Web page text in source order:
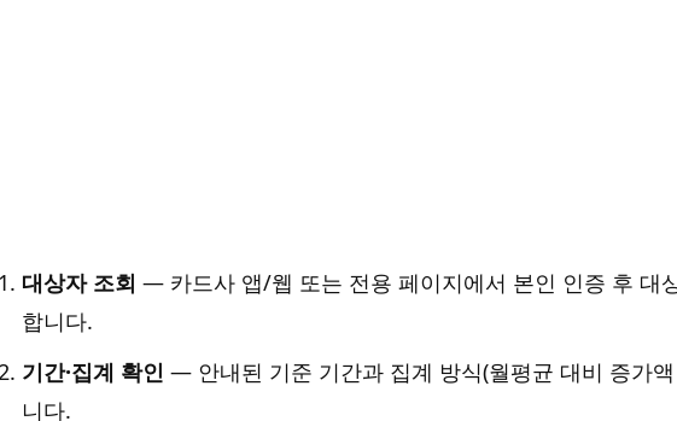
대상자 조회 — 카드사 앱/웹 또는 전용 페이지에서 본인 인증 후 대
합니다.
기간·집계 확인 — 안내된 기준 기간과 집계 방식(월평균 대비 증가
니다.